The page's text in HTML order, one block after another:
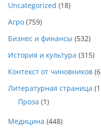
Uncategorized (18)
Агро (759)
Бизнес и финансы (532)
История и культура (315)
Контекст от чиновников
Литературная страница
Проза (1)
Медицина (448)